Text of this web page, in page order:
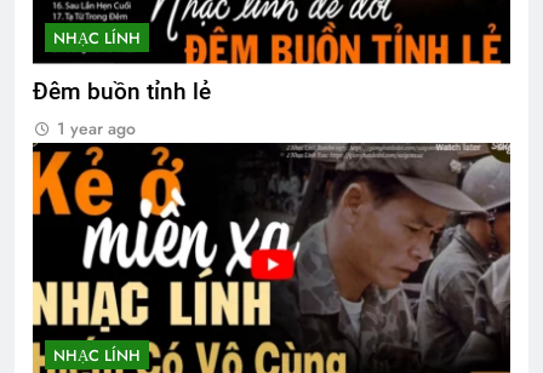
NHẠC LÍNH
Đêm buồn tỉnh lẻ
1 year ago
NHẠC LÍNH